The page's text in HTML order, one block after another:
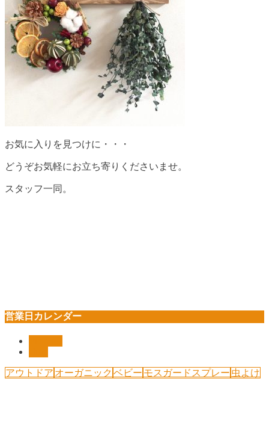
お気に入りを見つけに・・・
どうぞお気軽にお立ち寄りくださいませ。
スタッフ一同。
営業日カレンダー
アウトドア オーガニック ベビー モスガードスプレー 虫よけ